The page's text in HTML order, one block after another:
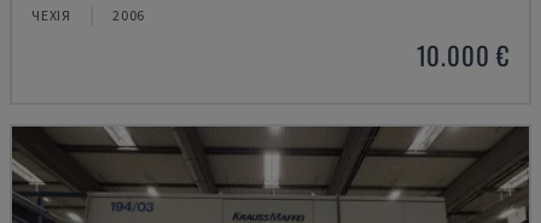
ЧЕХІЯ 2006
10.000 €